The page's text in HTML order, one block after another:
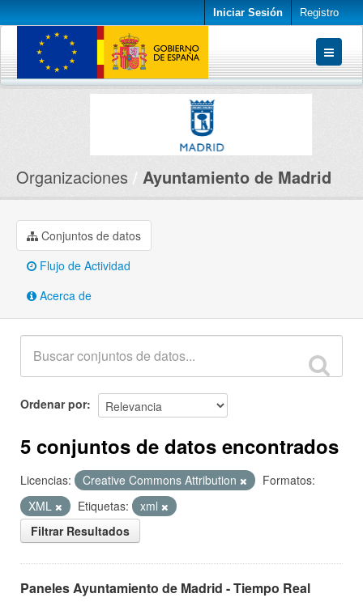
Iniciar Sesión Registro
Conjuntos de datos
Organizaciones Ayuntamiento de Madrid
Conjuntos de datos
Flujo de Actividad
Acerca de
Ordenar por
5 conjuntos de datos encontrados
Licencias: Creative Commons Attribution
Formatos:
XML
Etiquetas:
xml
Filtrar Resultados
Paneles Ayuntamiento de Madrid - Tiempo Real